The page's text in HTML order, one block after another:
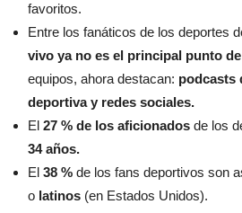
favoritos.
Entre los fanáticos de los deportes
vivo ya no es el principal punto
equipos, ahora destacan: podcasts
deportiva y redes sociales.
El 27 % de los aficionados de los
34 años.
El 38 % de los fans deportivos son
o latinos (en Estados Unidos).